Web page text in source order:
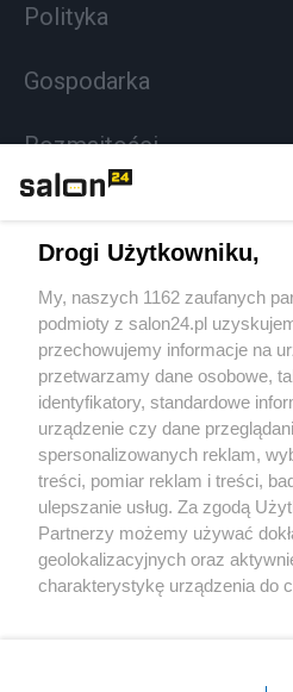
Polityka
Gospodarka
Rozmaitości
Sport
Społeczeństwo
Kultura
X Facebook
Drogi Użytkowniku,
My, naszych 1162 zaufanych
podmioty z salon24.pl
przechowujemy informacje na
przetwarzamy dane osobowe,
identyfikatory, standardowe
urządzenie czy dane
spersonalizowanych reklam,
treści, pomiar reklam i treści,
ulepszanie usług. Za zgodą
Partnerzy możemy używać
geolokalizacyjnych oraz
charakterystykę urządzenia do